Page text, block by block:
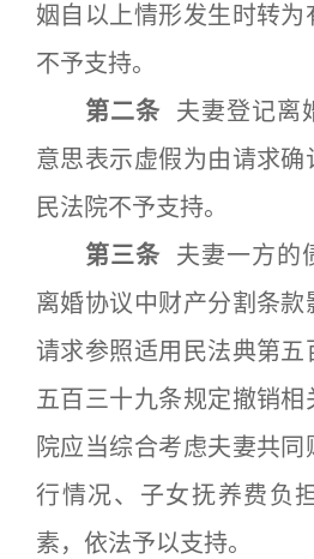
姻自以上情形发生时转
不予支持。
第二条 夫妻登记离
意思表示虚假为由请求
民法院不予支持。
第三条 夫妻一方的
离婚协议中财产分割条款
请求参照适用民法典第五
五百三十九条规定撤销
院应当综合考虑夫妻共
行情况、子女抚养费负
素，依法予以支持。